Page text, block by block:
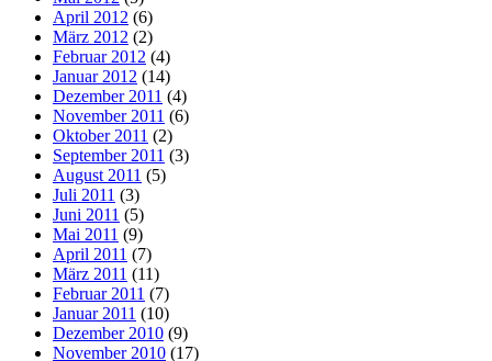
April 2012 (6)
März 2012 (2)
Februar 2012 (4)
Januar 2012 (14)
Dezember 2011 (4)
November 2011 (6)
Oktober 2011 (2)
September 2011 (3)
August 2011 (5)
Juli 2011 (3)
Juni 2011 (5)
Mai 2011 (9)
April 2011 (7)
März 2011 (11)
Februar 2011 (7)
Januar 2011 (10)
Dezember 2010 (9)
November 2010 (17)